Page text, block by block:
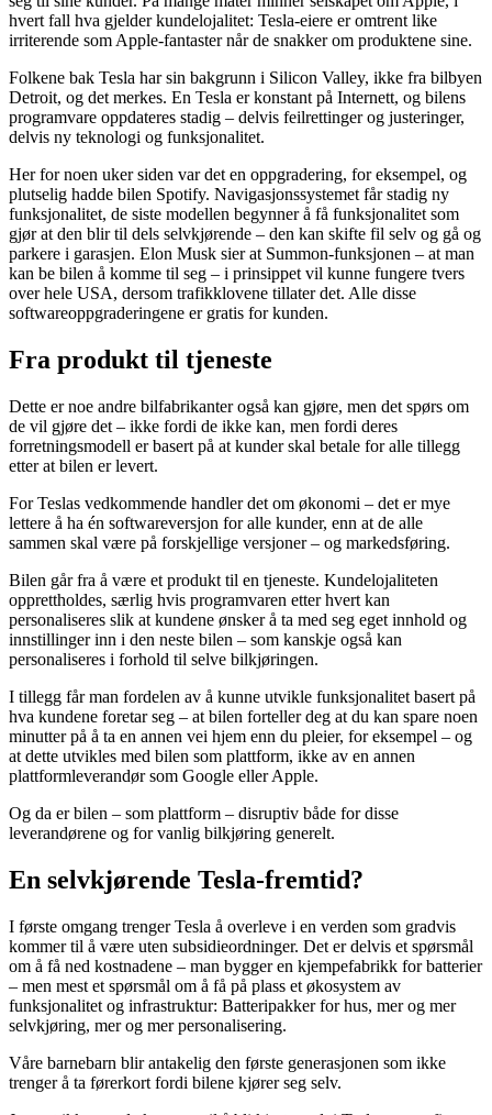
hvert fall hva gjelder kundelojalitet: Tesla-eiere er omtrent like
irriterende som Apple-fantaster når de snakker om produktene sine.
Folkene bak Tesla har sin bakgrunn i Silicon Valley, ikke fra bilbyen
Detroit, og det merkes. En Tesla er konstant på Internett, og bilens
programvare oppdateres stadig – delvis feilrettinger og justeringer,
delvis ny teknologi og funksjonalitet.
Her for noen uker siden var det en oppgradering, for eksempel, og
plutselig hadde bilen Spotify. Navigasjonssystemet får stadig ny
funksjonalitet, de siste modellen begynner å få funksjonalitet som
gjør at den blir til dels selvkjørende – den kan skifte fil selv og gå og
parkere i garasjen. Elon Musk sier at Summon-funksjonen – at man
kan be bilen å komme til seg – i prinsippet vil kunne fungere tvers
over hele USA, dersom trafikklovene tillater det. Alle disse
softwareoppgraderingene er gratis for kunden.
Fra produkt til tjeneste
Dette er noe andre bilfabrikanter også kan gjøre, men det spørs om
de vil gjøre det – ikke fordi de ikke kan, men fordi deres
forretningsmodell er basert på at kunder skal betale for alle tillegg
etter at bilen er levert.
For Teslas vedkommende handler det om økonomi – det er mye
lettere å ha én softwareversjon for alle kunder, enn at de alle
sammen skal være på forskjellige versjoner – og markedsføring.
Bilen går fra å være et produkt til en tjeneste. Kundelojaliteten
opprettholdes, særlig hvis programvaren etter hvert kan
personaliseres slik at kundene ønsker å ta med seg eget innhold og
innstillinger inn i den neste bilen – som kanskje også kan
personaliseres i forhold til selve bilkjøringen.
I tillegg får man fordelen av å kunne utvikle funksjonalitet basert på
hva kundene foretar seg – at bilen forteller deg at du kan spare noen
minutter på å ta en annen vei hjem enn du pleier, for eksempel – og
at dette utvikles med bilen som plattform, ikke av en annen
plattformleverandør som Google eller Apple.
Og da er bilen – som plattform – disruptiv både for disse
leverandørene og for vanlig bilkjøring generelt.
En selvkjørende Tesla-fremtid?
I første omgang trenger Tesla å overleve i en verden som gradvis
kommer til å være uten subsidieordninger. Det er delvis et spørsmål
om å få ned kostnadene – man bygger en kjempefabrikk for batterier
– men mest et spørsmål om å få på plass et økosystem av
funksjonalitet og infrastruktur: Batteripakker for hus, mer og mer
selvkjøring, mer og mer personalisering.
Våre barnebarn blir antakelig den første generasjonen som ikke
trenger å ta førerkort fordi bilene kjører seg selv.